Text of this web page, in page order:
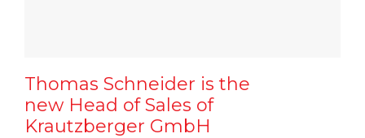
Thomas Schneider is the
new Head of Sales of
Krautzberger GmbH